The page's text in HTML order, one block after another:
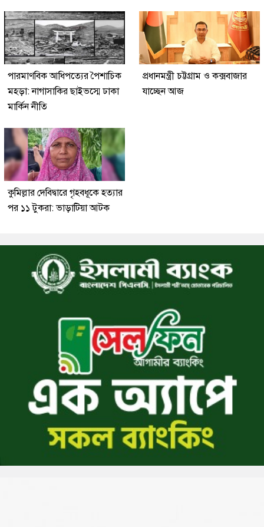
পারমাণবিক আধিপত্যের পৈশাচিক
মহড়া: নাগাসাকির ছাইভস্মে ঢাকা
মার্কিন নীতি
প্রধানমন্ত্রী চট্টগ্রাম ও কক্সবাজার
যাচ্ছেন আজ
কুমিল্লার দেবিদ্বারে গৃহবধূকে হত্যার
পর ১১ টুকরা: ভাড়াটিয়া আটক